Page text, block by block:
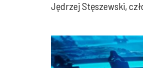
Jędrzej Stęszewski,